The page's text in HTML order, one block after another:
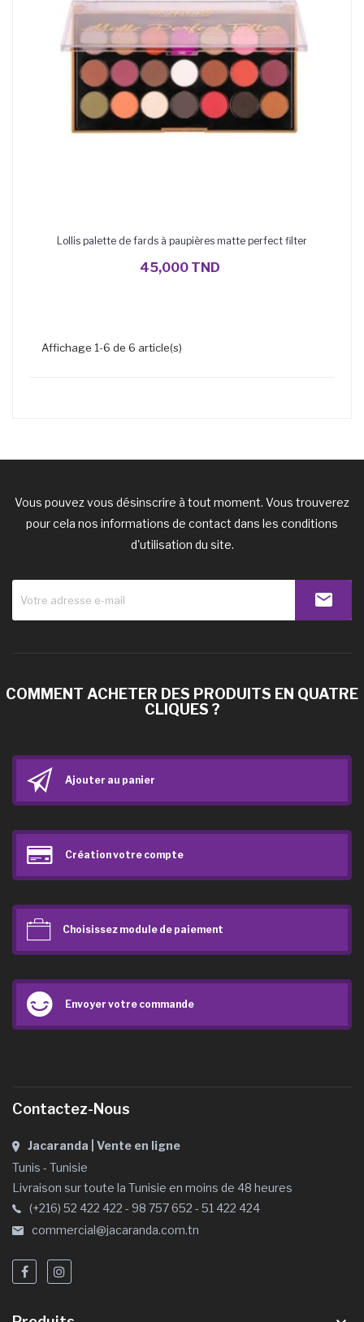
Lollis palette de fards à paupières matte perfect filter
45,000 TND
Affichage 1-6 de 6 article(s)
Vous pouvez vous désinscrire à tout moment. Vous trouverez
pour cela nos informations de contact dans les conditions
d'utilisation du site.
COMMENT ACHETER DES PRODUITS EN QUATRE
CLIQUES ?
Ajouter au panier
Création votre compte
Choisissez module de paiement
Envoyer votre commande
Contactez-Nous
Jacaranda | Vente en ligne
Tunis - Tunisie
Livraison sur toute la Tunisie en moins de 48 heures
(+216) 52 422 422 - 98 757 652 - 51 422 424
commercial@jacaranda.com.tn